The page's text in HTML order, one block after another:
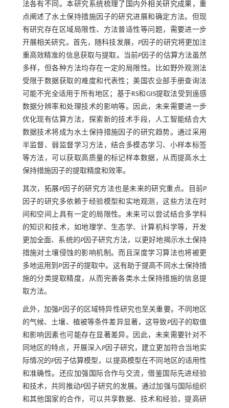
法各有不同。本研究系统梳理了国内外相关研究成果，重
点阐述了水土保持措施因子的研究进展和确定方法。但现
有研究存在区域局限性、方法普适性等问题，需要进一步
开展相关研究。首先，随科技发展，P因子的研究将更加注
重高效精准的信息获取与提取。当前P因子的估算方法虽然
多样，但各种方法均存在一定的局限性。比如野外观测法
受限于数据获取的难度和代表性；美国农业部手册查询法
可能不完全适用于所有地区；基于RS和GIS提取法受到遥感
数据分辨率和处理技术的影响等。因此，未来需要进一步
优化现有估算方法，探索新的技术手段，人工智能结合大
数据技术将成为水土保持措施因子的研究趋势。通过采用
半监督、弱监督学习方法，结合多模态学习、小样本标签
等方法，可以获取高质量的标记样本数据，从而提高水土
保持措施因子的提取精度和效率。
其次，拓展P因子的研究方法也是未来的研究重点。目前P
因子的研究多依赖于经验模型和实地观测，这些方法在时
间和空间上具有一定的局限性。未来可以尝试结合多学科
的知识和技术，如地理学、生态学、计算机科学等，开发
更加全面、系统的P因子研究方法，以更好地揭示水土保持
措施对土壤侵蚀的影响机制。而且深度学习算法也将被更
多地运用到P因子的提取中。这有助于提高不同水土保持措
施的分类提取精度，从而完善各类水土保持措施的信息提
取方法。
此外，加强P因子的区域特异性研究也至关重要。不同地区
的气候、土壤、植被等条件差异显著，这导致P因子的取值
和影响因素也可能存在显著差异。因此，未来需要针对不
同地区的特点，开展深入P因子研究，建立更加符合当地实
际情况的P因子估算模型，以提高模型在不同地区的适用性
和准确性。还应加强国际合作与交流，借鉴国际先进经验
和技术，共同推动P因子研究的发展。通过加强与国际组织
和其他国家的合作，可以共享数据、技术和经验，提高研